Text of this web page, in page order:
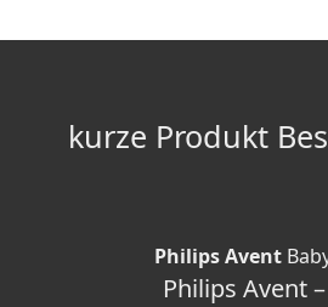
kurze Produkt
Philips Avent
Philips Avent